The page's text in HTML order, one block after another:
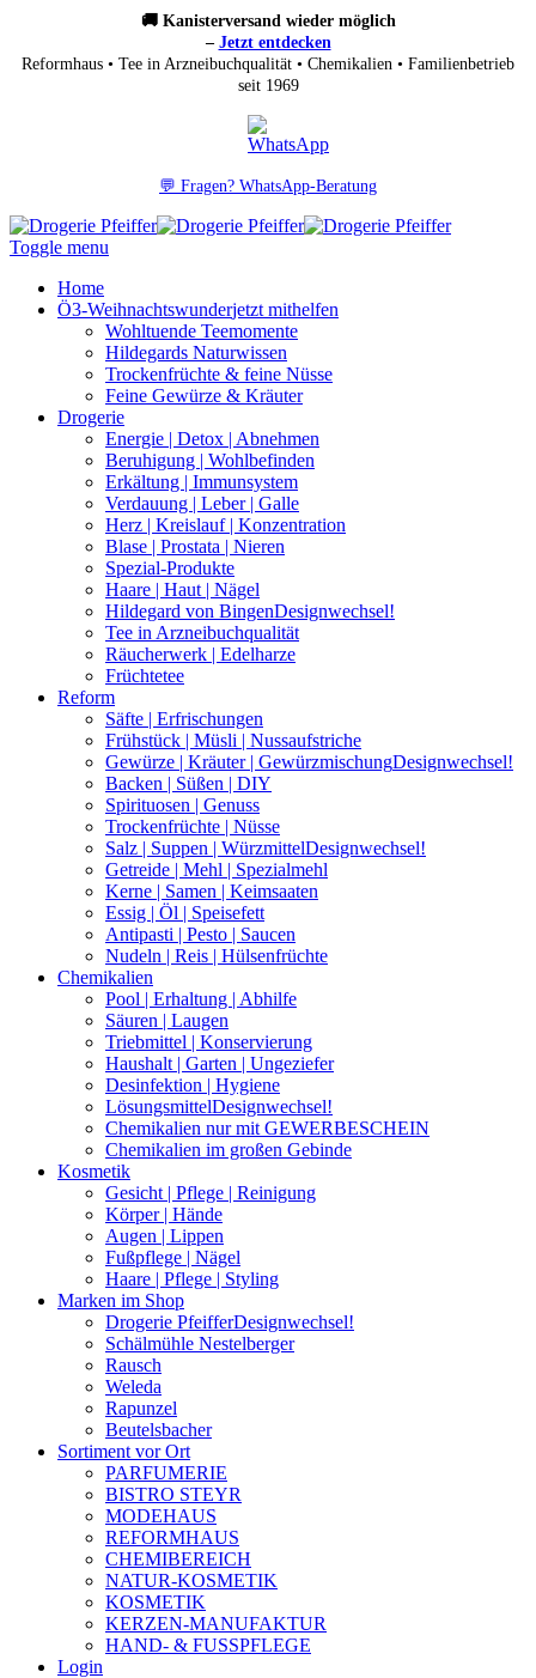
🚚 Kanisterversand wieder möglich
– Jetzt entdecken
Reformhaus • Tee in Arzneibuchqualität • Chemikalien • Familienbetrieb
seit 1969
💬 Fragen? WhatsApp-Beratung
Toggle menu
Home
Ö3-Weihnachtswunderjetzt mithelfen
Wohltuende Teemomente
Hildegards Naturwissen
Trockenfrüchte & feine Nüsse
Feine Gewürze & Kräuter
Drogerie
Energie | Detox | Abnehmen
Beruhigung | Wohlbefinden
Erkältung | Immunsystem
Verdauung | Leber | Galle
Herz | Kreislauf | Konzentration
Blase | Prostata | Nieren
Spezial-Produkte
Haare | Haut | Nägel
Hildegard von BingenDesignwechsel!
Tee in Arzneibuchqualität
Räucherwerk | Edelharze
Früchtetee
Reform
Säfte | Erfrischungen
Frühstück | Müsli | Nussaufstriche
Gewürze | Kräuter | GewürzmischungDesignwechsel!
Backen | Süßen | DIY
Spirituosen | Genuss
Trockenfrüchte | Nüsse
Salz | Suppen | WürzmittelDesignwechsel!
Getreide | Mehl | Spezialmehl
Kerne | Samen | Keimsaaten
Essig | Öl | Speisefett
Antipasti | Pesto | Saucen
Nudeln | Reis | Hülsenfrüchte
Chemikalien
Pool | Erhaltung | Abhilfe
Säuren | Laugen
Triebmittel | Konservierung
Haushalt | Garten | Ungeziefer
Desinfektion | Hygiene
LösungsmittelDesignwechsel!
Chemikalien nur mit GEWERBESCHEIN
Chemikalien im großen Gebinde
Kosmetik
Gesicht | Pflege | Reinigung
Körper | Hände
Augen | Lippen
Fußpflege | Nägel
Haare | Pflege | Styling
Marken im Shop
Drogerie PfeifferDesignwechsel!
Schälmühle Nestelberger
Rausch
Weleda
Rapunzel
Beutelsbacher
Sortiment vor Ort
PARFUMERIE
BISTRO STEYR
MODEHAUS
REFORMHAUS
CHEMIBEREICH
NATUR-KOSMETIK
KOSMETIK
KERZEN-MANUFAKTUR
HAND- & FUSSPFLEGE
Login